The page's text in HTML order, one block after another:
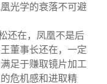
光学的衰落不可避
还在，凤凰不是后
董事长还在，一定
足于赚取镜片加工
危机感和进取精